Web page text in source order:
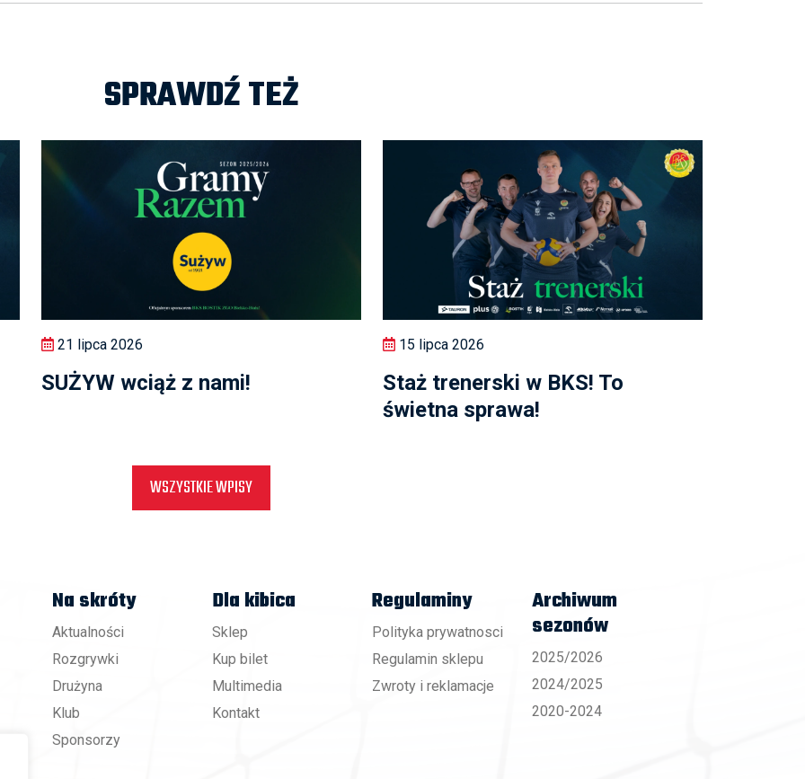
SPRAWDŹ TEŻ
21 lipca 2026
SUŻYW wciąż z nami!
15 lipca 2026
Staż trenerski w BKS! To
świetna sprawa!
WSZYSTKIE WPISY
Na skróty
Aktualności
Rozgrywki
Drużyna
Klub
Sponsorzy
Dla kibica
Sklep
Kup bilet
Multimedia
Kontakt
Regulaminy
Polityka prywatnosci
Regulamin sklepu
Zwroty i reklamacje
Archiwum
sezonów
2025/2026
2024/2025
2020-2024